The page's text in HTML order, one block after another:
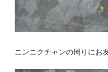
ニンニクチャンの周りにお